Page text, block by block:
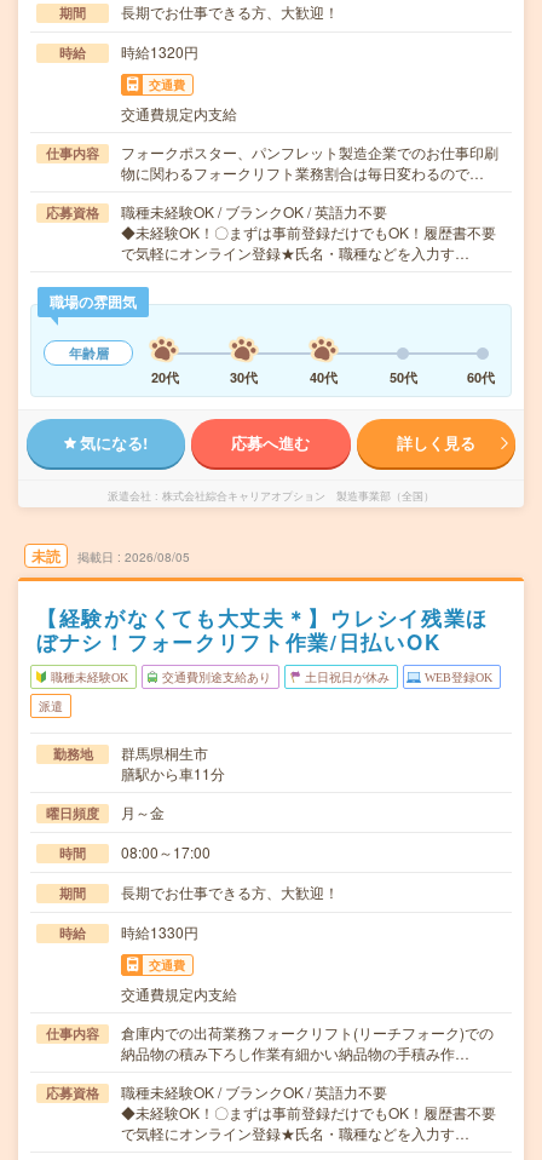
期間 長期でお仕事できる方、大歓迎！
時給 時給1320円
交通費
交通費規定内支給
仕事内容
フォークポスター、パンフレット製造企業でのお仕事印刷
物に関わるフォークリフト業務割合は毎日変わるので…
応募資格
職種未経験OK / ブランクOK / 英語力不要
◆未経験OK！〇まずは事前登録だけでもOK！履歴書不要
で気軽にオンライン登録★氏名・職種などを入力す…
職場の雰囲気
年齢層
20代
30代 40代 50代 60代
気になる! 応募へ進む 詳しく見る
派遣会社 株式会社綜合キャリアオプション 製造事業部（全国）
未読 掲載日 2026/08/05
【経験がなくても大丈夫＊】ウレシイ残業ほ
ぼナシ！フォークリフト作業/日払いOK
職種未経験OK 交通費別途支給あり 土日祝日が休み WEB登録OK
派遣
勤務地
群馬県桐生市
膳駅から車11分
曜日頻度 月～金
時間 08:00～17:00
期間 長期でお仕事できる方、大歓迎！
時給 時給1330円
交通費
交通費規定内支給
仕事内容
倉庫内での出荷業務フォークリフト(リーチフォーク)での
納品物の積み下ろし作業有細かい納品物の手積み作…
応募資格
職種未経験OK / ブランクOK / 英語力不要
◆未経験OK！〇まずは事前登録だけでもOK！履歴書不要
で気軽にオンライン登録★氏名・職種などを入力す…